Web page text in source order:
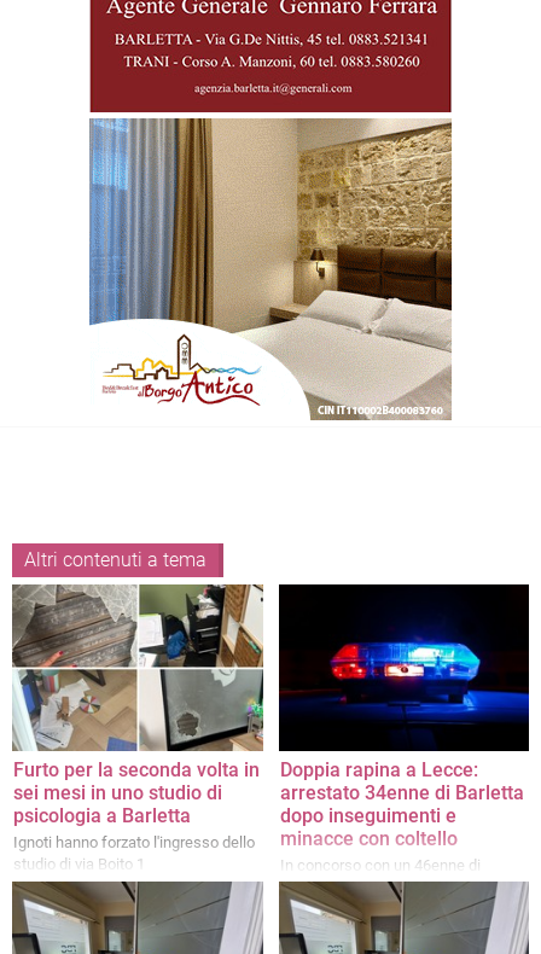
Altri contenuti a tema
Furto per la seconda volta in
sei mesi in uno studio di
psicologia a Barletta
Ignoti hanno forzato l'ingresso dello
studio di via Boito 1
Doppia rapina a Lecce:
arrestato 34enne di Barletta
dopo inseguimenti e
minacce con coltello
In concorso con un 46enne di
Latina, avrebbe messo a segno due
colpi in poche ore minacciando
vittime e agenti